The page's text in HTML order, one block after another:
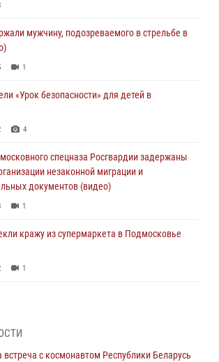
мужчину, подозреваемого в стрельбе в
1
«Урок безопасности» для детей в
4
спецназа Росгвардии задержаны
незаконной миграции и
документов (видео)
1
кражу из супермаркета в Подмосковье
1
1
годовщину со Дня образования ОМОН
с космонавтом Республики Беларусь